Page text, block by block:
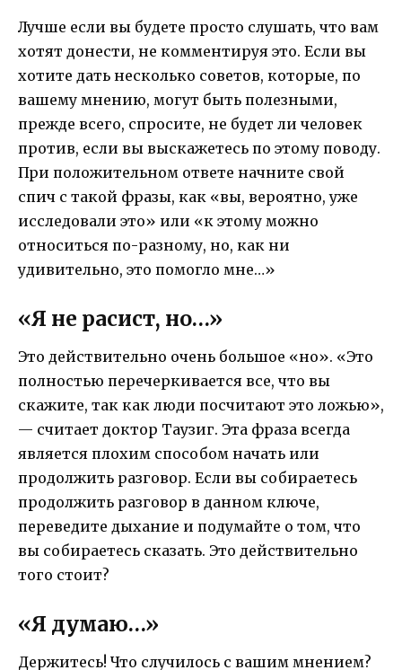
Лучше если вы будете просто слушать, что вам
хотят донести, не комментируя это. Если вы
хотите дать несколько советов, которые, по
вашему мнению, могут быть полезными,
прежде всего, спросите, не будет ли человек
против, если вы выскажетесь по этому поводу.
При положительном ответе начните свой
спич с такой фразы, как «вы, вероятно, уже
исследовали это» или «к этому можно
относиться по-разному, но, как ни
удивительно, это помогло мне…»
«Я не расист, но…»
Это действительно очень большое «но». «Это
полностью перечеркивается все, что вы
скажите, так как люди посчитают это ложью»,
— считает доктор Таузиг. Эта фраза всегда
является плохим способом начать или
продолжить разговор. Если вы собираетесь
продолжить разговор в данном ключе,
переведите дыхание и подумайте о том, что
вы собираетесь сказать. Это действительно
того стоит?
«Я думаю…»
Держитесь! Что случилось с вашим мнением?